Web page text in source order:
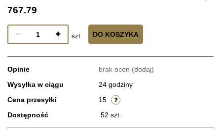
767.79
szt. DO KOSZYKA
Opinie brak ocen (dodaj)
Wysyłka w ciągu
24 godziny
Cena przesyłki
15
Dostępność
52 szt.